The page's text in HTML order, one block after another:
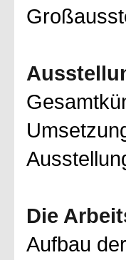
Die
Aufbau